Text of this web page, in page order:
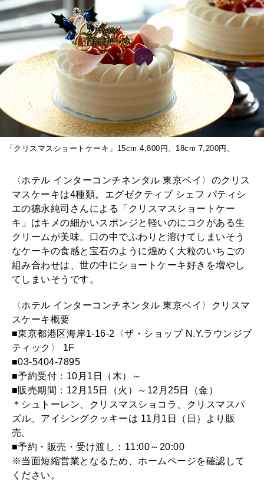
「クリスマスショートケーキ」15cm 4,800円、18cm 7,200円。
〈ホテル インターコンチネンタル 東京ベイ〉のクリス
マスケーキは4種類。エグゼクティブ シェフ パティシ
エの德永純司さんによる「クリスマスショートケー
キ」はキメの細かいスポンジと軽いのにコクがある生
クリームが美味。口の中でふわりと溶けてしまいそう
なケーキの食感と宝石のように煌めく大粒のいちごの
組み合わせは、世の中にショートケーキ好きを増やし
てしまいそうです。
〈ホテル インターコンチネンタル 東京ベイ〉クリスマ
スケーキ概要
■東京都港区海岸1-16-2〈ザ・ショップ N.Y.ラウンジブ
ティック〉 1F
■03-5404-7895
■予約受付：10月1日（木）～
■販売期間：12月15日（火）～12月25日（金）
＊シュトーレン、クリスマスショコラ、クリスマスパ
ズル、アイシングクッキーは 11月1日（日）より販
売。
■予約・販売・受け渡し：11:00～20:00
※当面短縮営業となるため、ホームページを確認して
ください。